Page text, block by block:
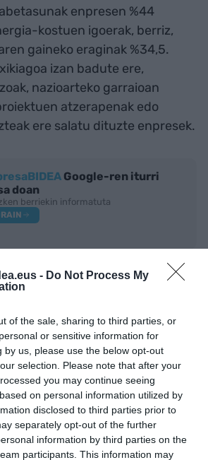
- Do Not Process My
of the sale, sharing to third parties, or
or sensitive information for
by us, please use the below opt-out
selection. Please note that after your
you may continue seeing
on personal information utilized by
disclosed to third parties prior to
separately opt-out of the further
information by third parties on the
participants. This information may
enpresen %44
kostuen igoerak, berriz,
gaineko eraginak %34,5.
izan badute ere,
nazioarteko garraioan
atzerapenak edo
ere salatu dituzte enpresek.
Google-ren iturri
doan
berriekin informatuta